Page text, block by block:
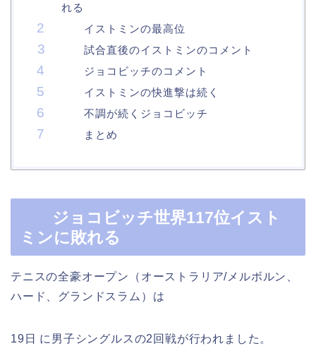
れる
イストミンの最高位
試合直後のイストミンのコメント
ジョコビッチのコメント
イストミンの快進撃は続く
不調が続くジョコビッチ
まとめ
ジョコビッチ世界117位イスト
ミンに敗れる
テニスの全豪オープン（オーストラリア/メルボルン、
ハード、グランドスラム）は
19日 に男子シングルスの2回戦が行われました。